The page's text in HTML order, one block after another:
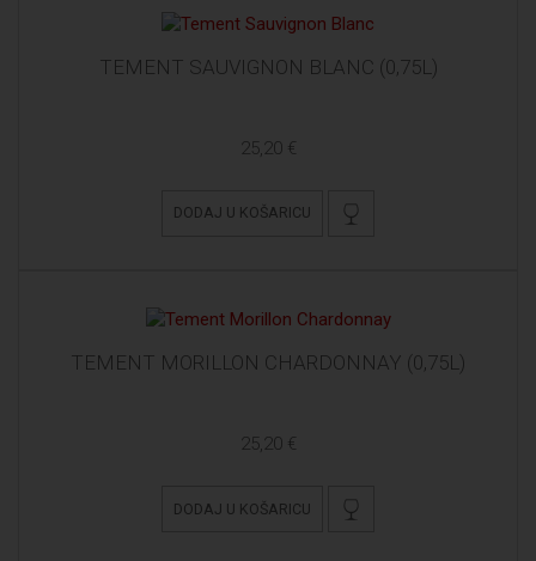
TEMENT SAUVIGNON BLANC (0,75L)
25,20 €
DODAJ U KOŠARICU
TEMENT MORILLON CHARDONNAY (0,75L)
25,20 €
DODAJ U KOŠARICU